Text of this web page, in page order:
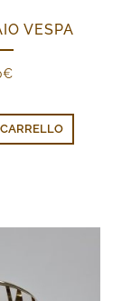
VESPA
€